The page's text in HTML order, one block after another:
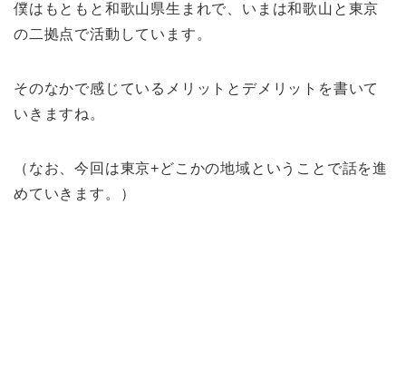
僕はもともと和歌山県生まれで、いまは和歌山と東京
の二拠点で活動しています。
そのなかで感じているメリットとデメリットを書いて
いきますね。
（なお、今回は東京+どこかの地域ということで話を進
めていきます。）